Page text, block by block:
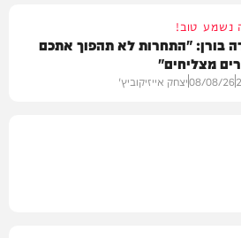
נשמע טוב!
בורן: "התחרות לא תהפוך אתכם
מצליחים"
08/08/26יצחק אייזיקוביץ'